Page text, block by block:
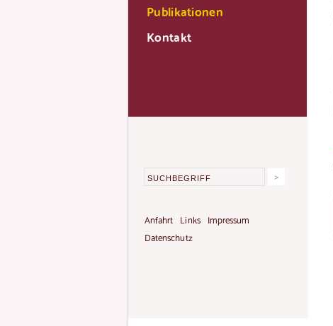
Publikationen
Kontakt
Anfahrt Links Impressum
Datenschutz